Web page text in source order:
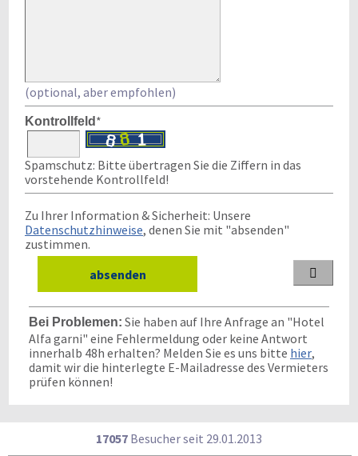
(optional, aber empfohlen)
Kontrollfeld *
Spamschutz: Bitte übertragen Sie die Ziffern in das
vorstehende Kontrollfeld!
Zu Ihrer Information & Sicherheit: Unsere
Datenschutzhinweise, denen Sie mit "absenden"
zustimmen.

Bei Problemen: Sie haben auf Ihre Anfrage an "Hotel
Alfa garni" eine Fehlermeldung oder keine Antwort
innerhalb 48h erhalten? Melden Sie es uns bitte hier,
damit wir die hinterlegte E-Mailadresse des Vermieters
prüfen können!
17057 Besucher seit 29.01.2013